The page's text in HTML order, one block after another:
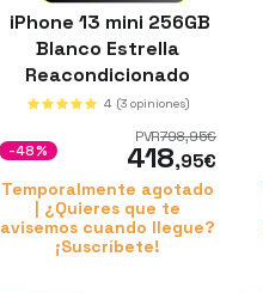
iPhone 13 mini 256GB
Blanco Estrella
Reacondicionado
Clase A
4 (3 opiniones)
PVR798,95€
418,95€
-48%
Temporalmente agotado
| ¿Quieres que te
avisemos cuando llegue?
¡Suscríbete!